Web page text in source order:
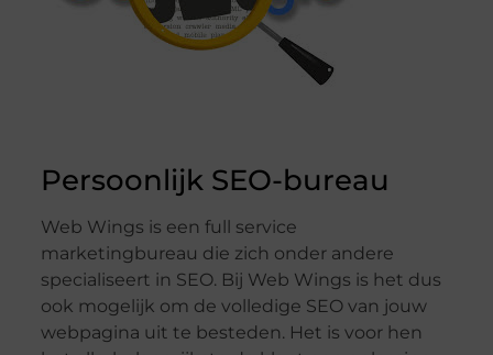
Persoonlijk SEO-bureau
Web Wings is een full service
marketingbureau die zich onder andere
specialiseert in SEO. Bij Web Wings is het dus
ook mogelijk om de volledige SEO van jouw
webpagina uit te besteden. Het is voor hen